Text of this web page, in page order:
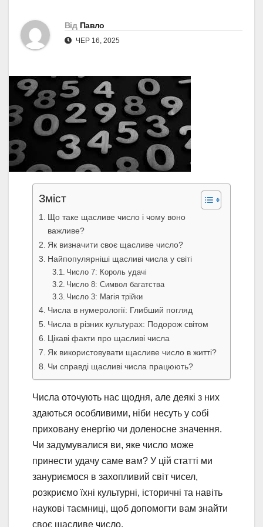
Від Павло
ЧЕР 16, 2025
Зміст
Що таке щасливе число і чому воно
важливе?
Як визначити своє щасливе число?
Найпопулярніші щасливі числа у світі
Число 7: Король удачі
Число 8: Символ багатства
Число 3: Магія трійки
Числа в нумерології: Глибший погляд
Числа в різних культурах: Подорож світом
Цікаві факти про щасливі числа
Як використовувати щасливе число в житті?
Чи справді щасливі числа працюють?
Числа оточують нас щодня, але деякі з них
здаються особливими, ніби несуть у собі
приховану енергію чи доленосне значення.
Чи задумувалися ви, яке число може
принести удачу саме вам? У цій статті ми
зануриємося в захопливий світ чисел,
розкриємо їхні культурні, історичні та навіть
наукові таємниці, щоб допомогти вам знайти
своє щасливе число.